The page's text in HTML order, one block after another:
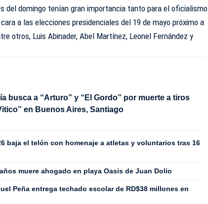
del domingo tenían gran importancia tanto para el oficialismo
a las elecciones presidenciales del 19 de mayo próximo a
otros, Luis Abinader, Abel Martínez, Leonel Fernández y
busca a “Arturo” y “El Gordo” por muerte a tiros
en Buenos Aires, Santiago
baja el telón con homenaje a atletas y voluntarios tras 16
muere ahogado en playa Oasis de Juan Dolio
Peña entrega techado escolar de RD$38 millones en